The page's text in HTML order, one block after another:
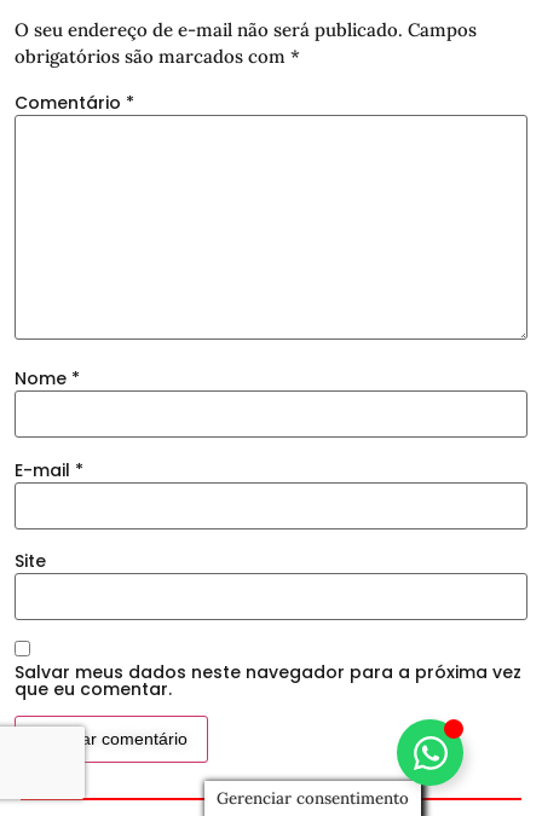
O seu endereço de e-mail não será publicado. Campos
obrigatórios são marcados com *
Comentário *
Nome *
E-mail *
Site
Salvar meus dados neste navegador para a próxima vez
que eu comentar.
Gerenciar consentimento